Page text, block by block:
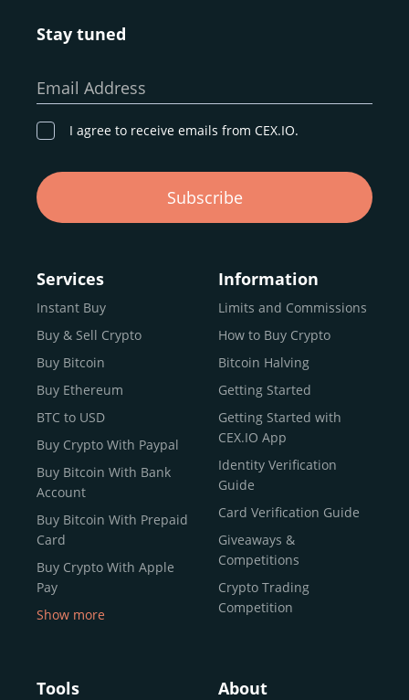
Stay tuned
Email Address
I agree to receive emails from CEX.IO.
Subscribe
Services
Instant Buy
Buy & Sell Crypto
Buy Bitcoin
Buy Ethereum
BTC to USD
Buy Crypto With Paypal
Buy Bitcoin With Bank
Account
Buy Bitcoin With Prepaid
Card
Buy Crypto With Apple
Pay
Buy Bitcoin With Skrill
Show more
Information
Limits and Commissions
How to Buy Crypto
Bitcoin Halving
Getting Started
Getting Started with
CEX.IO App
Identity Verification
Guide
Card Verification Guide
Giveaways &
Competitions
Crypto Trading
Competition
Tools About